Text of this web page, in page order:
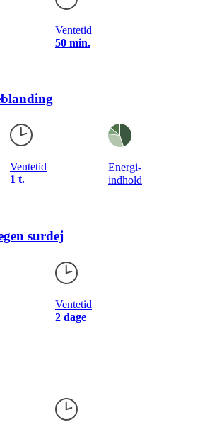
Ventetid
50 min.
Ventetid
1 t.
Energi-
indhold
surdej
Ventetid
2 dage